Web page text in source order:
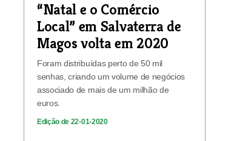
“Natal e o Comércio
Local” em Salvaterra de
Magos volta em 2020
Foram distribuídas perto de 50 mil
senhas, criando um volume de negócios
associado de mais de um milhão de
euros.
Edição de 22-01-2020